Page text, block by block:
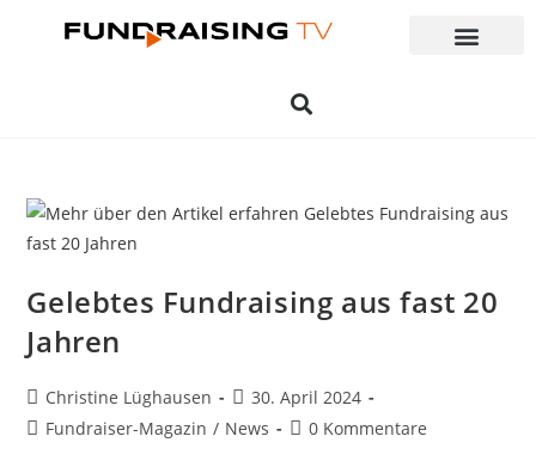
Gelebtes Fundraising aus fast 20
Jahren
Christine Lüghausen
30. April 2024
Fundraiser-Magazin / News 0 Kommentare